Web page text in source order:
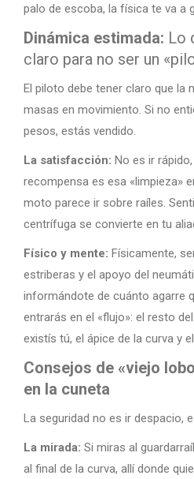
palo de escoba, la física te va a
Dinámica estimada: Lo
claro para no ser un
El piloto debe tener claro que la
masas en movimiento. Si no
pesos, estás vendido.
La satisfacción: No es ir
recompensa es esa «limpieza»
moto parece ir sobre raíles.
centrífuga se convierte en tu
Físico y mente: Físicamente,
estriberas y el apoyo del
informándote de cuánto agarre
entrarás en el «flujo»: el resto
existís tú, el ápice de la curva y
Consejos de «viejo
en la cuneta
La seguridad no es ir despacio,
La mirada: Si miras al
al final de la curva, allí donde